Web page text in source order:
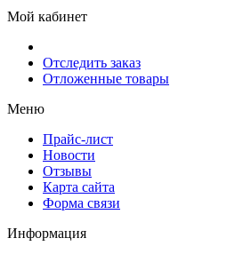
Мой кабинет
Отследить заказ
Отложенные товары
Меню
Прайс-лист
Новости
Отзывы
Карта сайта
Форма связи
Информация